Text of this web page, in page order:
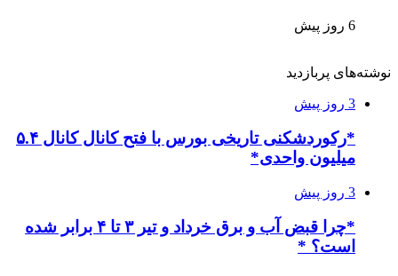
6 روز پیش
نوشته‌های پربازدید
3 روز پیش
*رکوردشکنی تاریخی بورس با فتح کانال کانال ۵.۴
میلیون واحدی*
3 روز پیش
*چرا قبض آب و برق خرداد و تیر ۳ تا ۴ برابر شده
است؟ *